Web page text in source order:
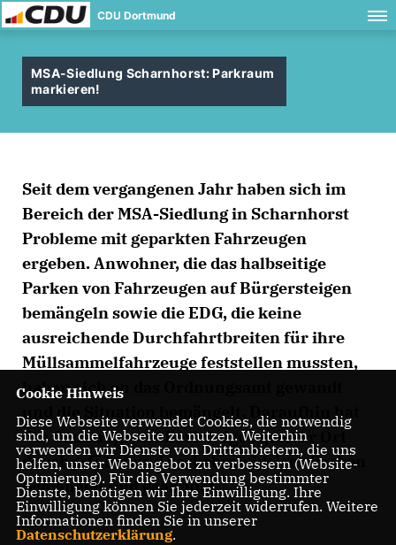
CDU Dortmund
MSA-Siedlung Scharnhorst: Parkraum
markieren!
Seit dem vergangenen Jahr haben sich im
Bereich der MSA-Siedlung in Scharnhorst
Probleme mit geparkten Fahrzeugen
ergeben. Anwohner, die das halbseitige
Parken von Fahrzeugen auf Bürgersteigen
bemängeln sowie die EDG, die keine
ausreichende Durchfahrtbreiten für ihre
Müllsammelfahrzeuge feststellen mussten,
haben sich an das Ordnungsamt gewandt
und die Situation bemängelt. Daraufhin hat
das Ordnungsamt Besichtigungen vor Ort
durchgeführt und verkehrswidriges Parken
bemängelt und geahndet.
Cookie Hinweis
Diese Webseite verwendet Cookies, die notwendig
sind, um die Webseite zu nutzen. Weiterhin
verwenden wir Dienste von Drittanbietern, die uns
helfen, unser Webangebot zu verbessern (Website-
Optmierung). Für die Verwendung bestimmter
Dienste, benötigen wir Ihre Einwilligung. Ihre
Einwilligung können Sie jederzeit widerrufen. Weitere
Informationen finden Sie in unserer
Datenschutzerklärung.